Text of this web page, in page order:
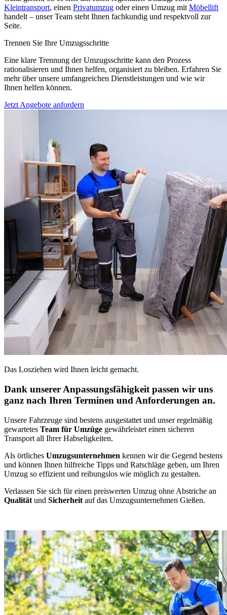
Kleintransport, einen Privatumzug oder einen Umzug mit Möbellift
handelt – unser Team steht Ihnen fachkundig und respektvoll zur
Seite.
Trennen Sie Ihre Umzugsschritte
Eine klare Trennung der Umzugsschritte kann den Prozess
rationalisieren und Ihnen helfen, organisiert zu bleiben. Erfahren Sie
mehr über unsere umfangreichen Dienstleistungen und wie wir
Ihnen helfen können.
Jetzt Angebote anfordern
Das Losziehen wird Ihnen leicht gemacht.
Dank unserer Anpassungsfähigkeit passen wir uns
ganz nach Ihren Terminen und Anforderungen an.
Unsere Fahrzeuge sind bestens ausgestattet und unser regelmäßig
gewartetes Team für Umzüge gewährleistet einen sicheren
Transport all Ihrer Habseligkeiten.
Als örtliches Umzugsunternehmen kennen wir die Gegend bestens
und können Ihnen hilfreiche Tipps und Ratschläge geben, um Ihren
Umzug so effizient und reibungslos wie möglich zu gestalten.
Verlassen Sie sich für einen preiswerten Umzug ohne Abstriche an
Qualität und Sicherheit auf das Umzugsunternehmen Gießen.